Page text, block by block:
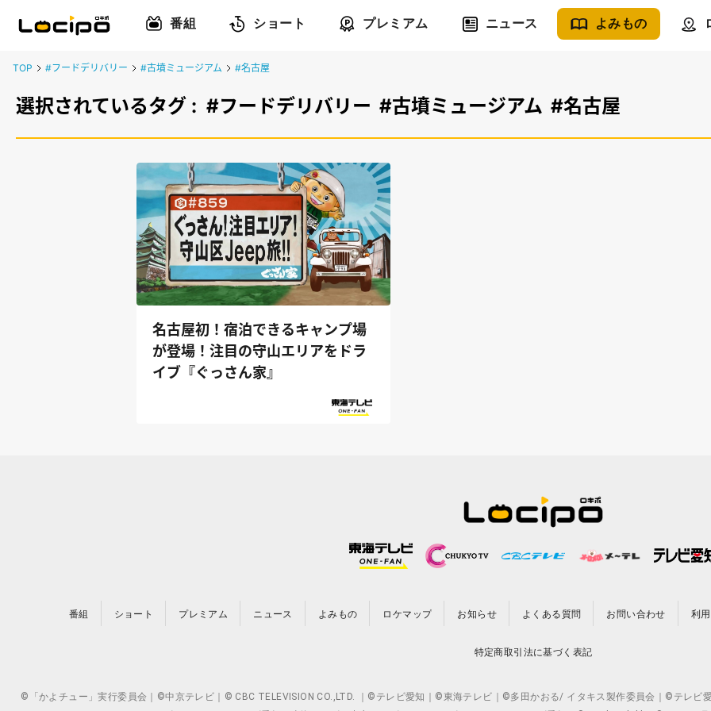
番組 ショート プレミアム ニュース よみもの
TOP #フードデリバリー #古墳ミュージアム #名古屋
選択されているタグ : #フードデリバリー #古墳ミュージアム #名古屋
名古屋初！宿泊できるキャンプ場
が登場！注目の守山エリアをドラ
イブ『ぐっさん家』
番組 ショート プレミアム ニュース よみもの ロケマップ お知らせ よくある質問 お問い合わせ 利
特定商取引法に基づく表記
©「かよチュー」実行委員会｜©中京テレビ｜© CBC TELEVISION CO.,LTD. ｜©テレビ愛知｜©東海テレビ｜©多田かおる/ イタキス製作委員会｜©テレビ